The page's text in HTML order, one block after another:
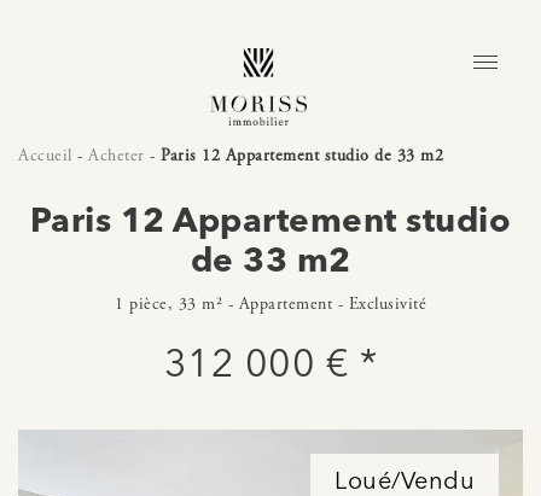
Accueil - Acheter - Paris 12 Appartement studio de 33 m2
Paris 12 Appartement studio
de 33 m2
1 pièce, 33 m² - Appartement - Exclusivité
312 000 € *
Loué/Vendu